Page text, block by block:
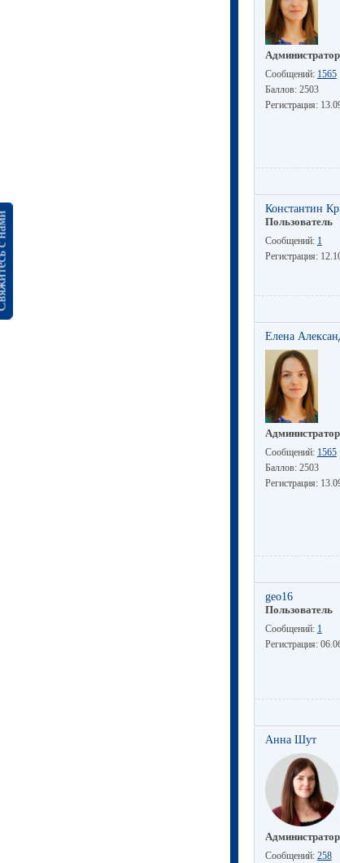
нами
Администратор
Сообщений: 1565
Баллов: 2503
Регистрация:
Константин
Пользователь
Сообщений: 1
Регистрация:
Елена
Администратор
Сообщений: 1565
Баллов: 2503
Регистрация:
geo16
Пользователь
Сообщений: 1
Регистрация:
Анна Шут
Администратор
Сообщений: 258